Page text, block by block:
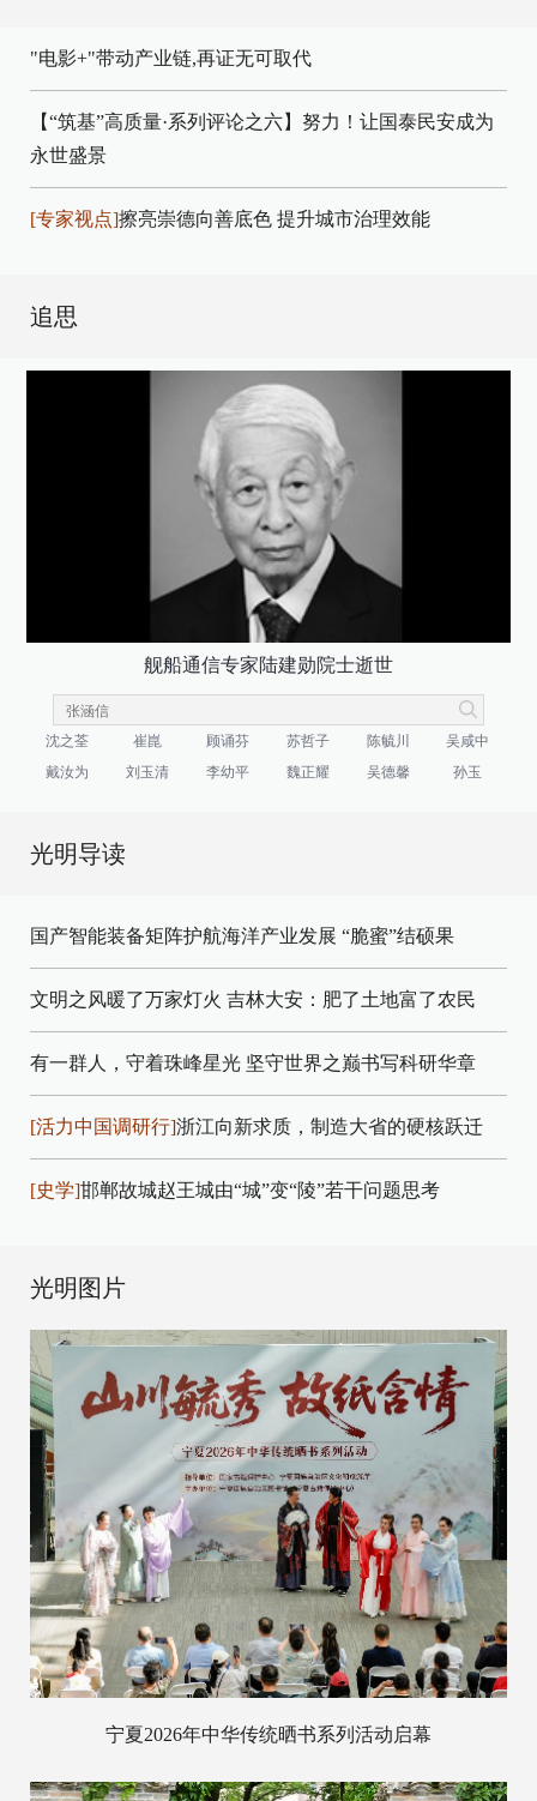
"电影+"带动产业链,再证无可取代
【“筑基”高质量·系列评论之六】努力！让国泰民安成为
永世盛景
[专家视点]擦亮崇德向善底色 提升城市治理效能
追思
舰船通信专家陆建勋院士逝世
沈之荃 崔崑 顾诵芬 苏哲子 陈毓川
吴咸中
戴汝为
刘玉清 李幼平 魏正耀 吴德馨 孙玉
光明导读
国产智能装备矩阵护航海洋产业发展 “脆蜜”结硕果
文明之风暖了万家灯火 吉林大安：肥了土地富了农民
有一群人，守着珠峰星光 坚守世界之巅书写科研华章
[活力中国调研行]浙江向新求质，制造大省的硬核跃迁
[史学]邯郸故城赵王城由“城”变“陵”若干问题思考
光明图片
宁夏2026年中华传统晒书系列活动启幕